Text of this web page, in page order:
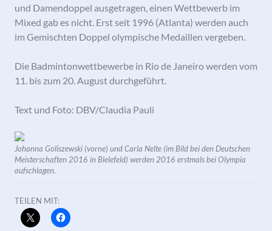
und Damendoppel ausgetragen, einen Wettbewerb im
Mixed gab es nicht. Erst seit 1996 (Atlanta) werden auch
im Gemischten Doppel olympische Medaillen vergeben.
Die Badmintonwettbewerbe in Rio de Janeiro werden vom
11. bis zum 20. August durchgeführt.
Text und Foto: DBV/Claudia Pauli
Johanna Goliszewski (vorne) und Carla Nelte (im Bild bei den Deutschen
Meisterschaften 2016 in Bielefeld) werden 2016 erstmals bei Olympia
aufschlagen.
TEILEN MIT: